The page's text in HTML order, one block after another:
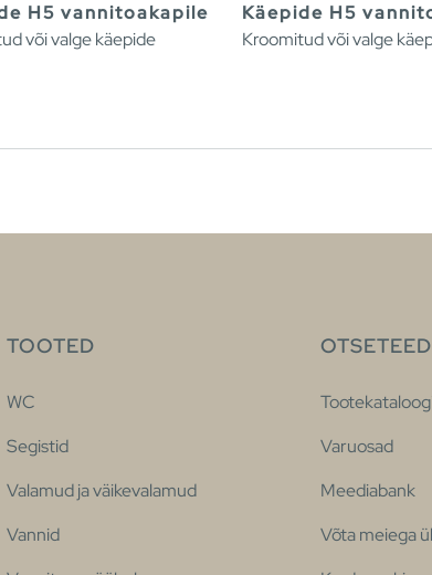
H5 vannitoakapile
või valge käepide
Käepide H5
Kroomitud või valge
TOOTED
WC
Segistid
Valamud ja väikevalamud
Vannid
OTSETEED
Varuosad
Meediabank
Võta meiega